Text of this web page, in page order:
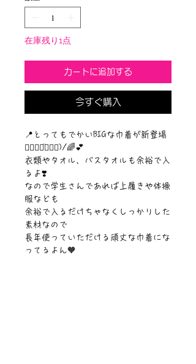
在庫残り1点
カートに追加する
今すぐ購入
📍とってもでかいBIGな巾着が新登場
๑⃙⃘◡̈๑⃙⃘)/🌈💕
衣類やタオル、バスタオルも余裕で入
るよ❣️
なので学生さんであれば上履きや体操
服なども
余裕で入るだけちゃなくしっかりした
素材なので
長年使っていただける頑丈な巾着にな
ってるよん🧡